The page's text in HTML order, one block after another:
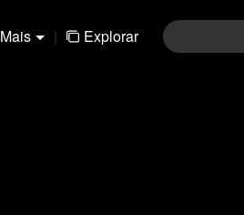
Mais | Explorar